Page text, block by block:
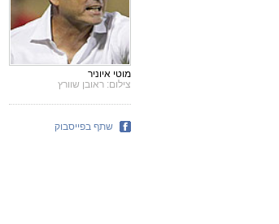
מוטי איוניר
צילום: ראובן שוורץ
שתף בפייסבוק